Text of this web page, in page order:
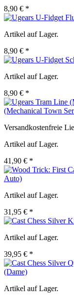
8,90 € *
Artikel auf Lager.
8,90 € *
Artikel auf Lager.
8,90 € *
(Mechanical Town
Versandkostenfreie
Artikel auf Lager.
41,90 € *
Auto)
Artikel auf Lager.
31,95 € *
Artikel auf Lager.
39,95 € *
(Dame)
Artikel auf Lager.